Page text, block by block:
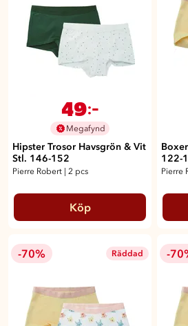
49:-
Megafynd
Hipster Trosor Havsgrön & Vit
Stl. 146-152
Pierre Robert | 2 pcs
Köp
122-
Pierre
-70% Räddad -